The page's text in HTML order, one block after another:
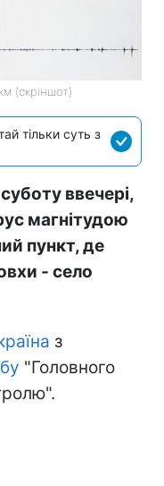
(скріншот)
тільки суть з
ввечері,
магнітудою
пункт, де
- село
з
"Головного